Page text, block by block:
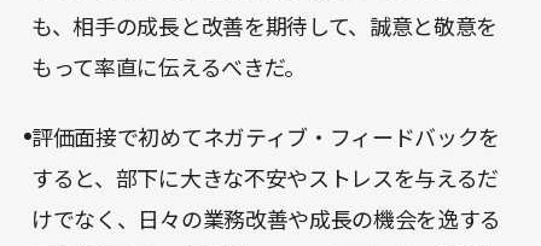
も、相手の成長と改善を期待して、誠意と敬意を
もって率直に伝えるべきだ。
評価面接で初めてネガティブ・フィードバックを
すると、部下に大きな不安やストレスを与えるだ
けでなく、日々の業務改善や成長の機会を逸する